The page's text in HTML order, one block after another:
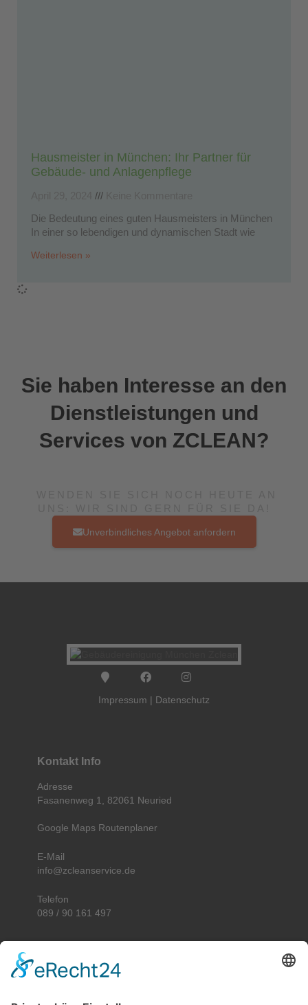
Hausmeister in München: Ihr Partner für
Gebäude- und Anlagenpflege
Die Bedeutung eines guten Hausmeisters in München
In einer so lebendigen und dynamischen Stadt wie
Weiterlesen »
Sie haben Interesse an den
Dienstleistungen und
Services von ZCLEAN?
Unverbindliches Angebot anfordern
Impressum | Datenschutz
Kontakt Info
Adresse
Fasanenweg 1, 82061 Neuried
Google Maps Routenplaner
E-Mail
info@zcleanservice.de
Telefon
089 / 90 161 497
Umgebung